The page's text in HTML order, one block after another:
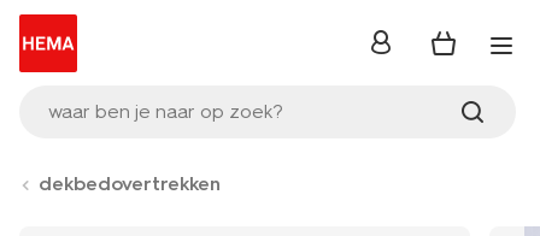
waar ben je naar op zoek?
inloggen
dekbedovertrekken